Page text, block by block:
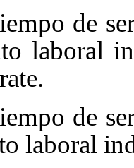
de
laboral
de
laboral